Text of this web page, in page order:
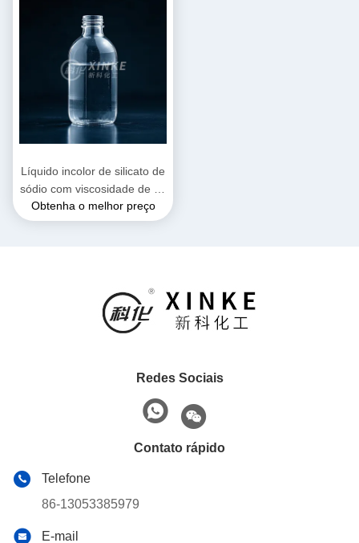
Líquido incolor de silicato de
sódio com viscosidade de 10
a 100 CP e pH de 11,5 a
12,5 para aplicações
Obtenha o melhor preço
Redes Sociais
Contato rápido
Telefone
86-13053385979
E-mail